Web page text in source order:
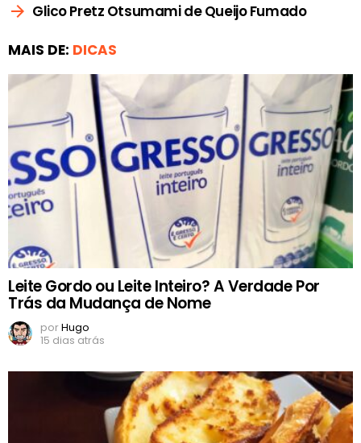
Glico Pretz Otsumami de Queijo Fumado
MAIS DE: DICAS
Leite Gordo ou Leite Inteiro? A Verdade Por
Trás da Mudança de Nome
porHugo
15 dias atrás